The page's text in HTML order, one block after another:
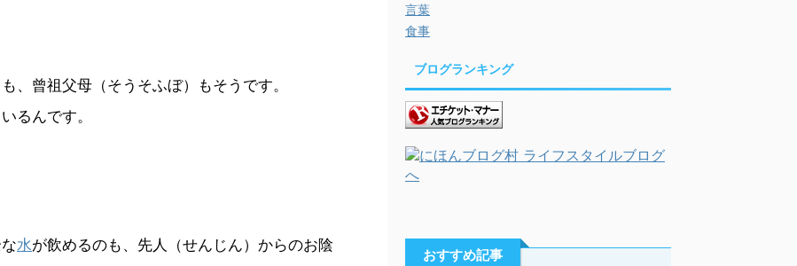
、曾祖父母（そうそふぼ）もそうです。
るんです。
水が飲めるのも、先人（せんじん）からのお陰
言葉
食事
ブログランキング
おすすめ記事